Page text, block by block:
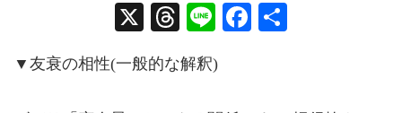
X
T
ea
Li
Fa
▼友衰の相性(一般的な解釈)